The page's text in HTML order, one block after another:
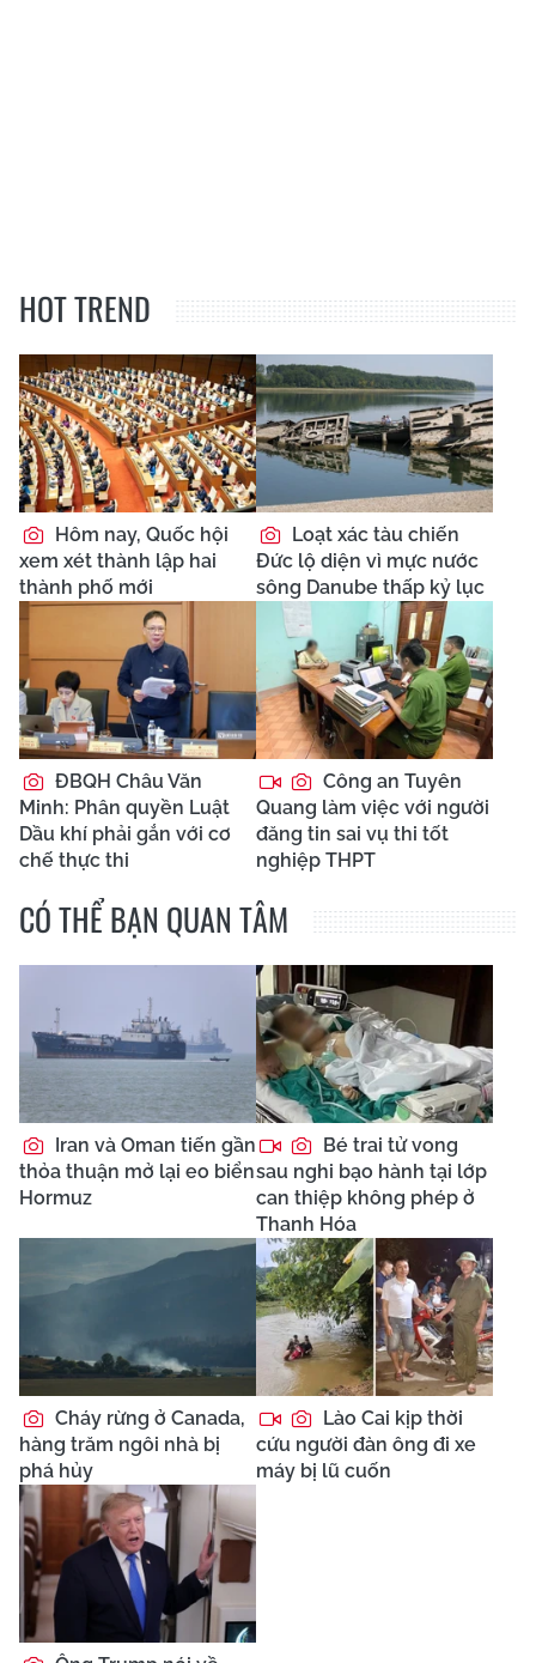
HOT TREND
Hôm nay, Quốc hội
xem xét thành lập hai
thành phố mới
Loạt xác tàu chiến
Đức lộ diện vì mực nước
sông Danube thấp kỷ lục
ĐBQH Châu Văn
Minh: Phân quyền Luật
Dầu khí phải gắn với cơ
chế thực thi
Công an Tuyên
Quang làm việc với người
đăng tin sai vụ thi tốt
nghiệp THPT
CÓ THỂ BẠN QUAN TÂM
Iran và Oman tiến gần
thỏa thuận mở lại eo biển
Hormuz
Bé trai tử vong
sau nghi bạo hành tại lớp
can thiệp không phép ở
Thanh Hóa
Cháy rừng ở Canada,
hàng trăm ngôi nhà bị
phá hủy
Lào Cai kịp thời
cứu người đàn ông đi xe
máy bị lũ cuốn